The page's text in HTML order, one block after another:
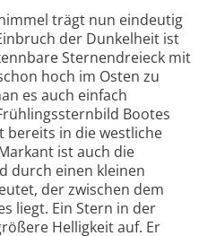
trägt nun eindeutig
der Dunkelheit ist
Sternendreieck mit
hoch im Osten zu
es auch einfach
Bootes
bereits in die westliche
ist auch die
durch einen kleinen
der zwischen dem
liegt. Ein Stern in der
Helligkeit auf. Er